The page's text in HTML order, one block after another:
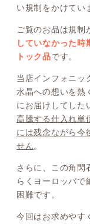
い規制をかけてい
ご覧のお品は規制
していなかった時
トック品です。
当店インフォニッ
水晶への想いを熱
にお届けしてした
高騰する仕入れ単
には残念ながら今
せん。
さらに、この角閃
らくヨーロッパで
困難です。
今回はお求めやす